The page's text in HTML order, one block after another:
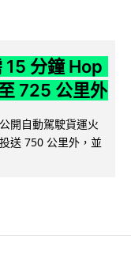
15 分鐘 Hop
725 公里外
開自動駕駛貨運火
送 750 公里外，並